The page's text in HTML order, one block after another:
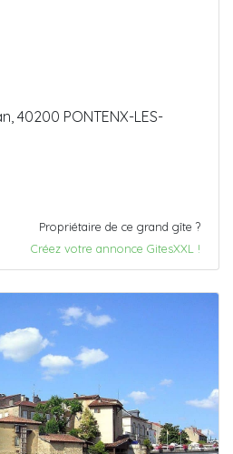
40200 PONTENX-LES-
Propriétaire de ce grand gîte ?
Créez votre annonce GitesXXL !